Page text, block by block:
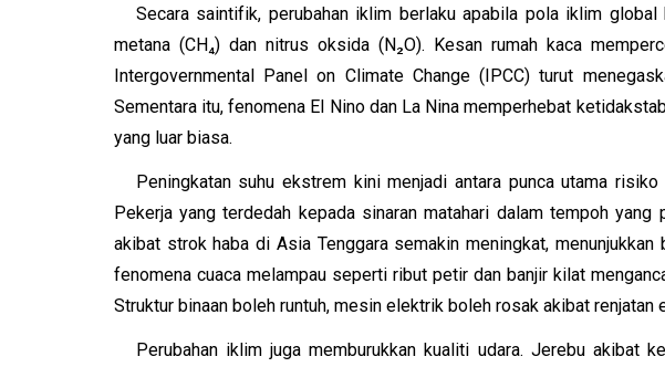
Secara saintifik, perubahan iklim berlaku apabila pola iklim
metana (CH₄) dan nitrus oksida (N₂O). Kesan rumah kaca
Intergovernmental Panel on Climate Change (IPCC) turut
Sementara itu, fenomena El Nino dan La Nina memperhebat
yang luar biasa.
Peningkatan suhu ekstrem kini menjadi antara punca utama
Pekerja yang terdedah kepada sinaran matahari dalam tempoh
akibat strok haba di Asia Tenggara semakin meningkat,
fenomena cuaca melampau seperti ribut petir dan banjir kilat
Struktur binaan boleh runtuh, mesin elektrik boleh rosak akibat
Perubahan iklim juga memburukkan kualiti udara. Jerebu akibat